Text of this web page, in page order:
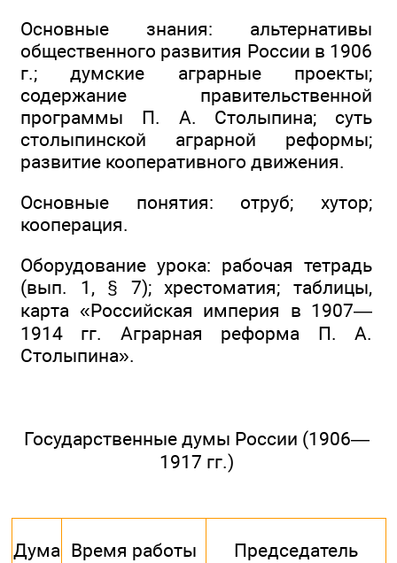
Основные знания: альтернативы
общественного развития России в 1906
г.; думские аграрные проекты;
содержание правительственной
программы П. А. Столыпина; суть
столыпинской аграрной реформы;
развитие кооперативного движения.
Основные понятия: отруб; хутор;
кооперация.
Оборудование урока: рабочая тетрадь
(вып. 1, § 7); хрестоматия; таблицы,
карта «Российская империя в 1907—
1914 гг. Аграрная реформа П. А.
Столыпина».
Государственные думы России (1906—
1917 гг.)
Дума Время работы Председатель